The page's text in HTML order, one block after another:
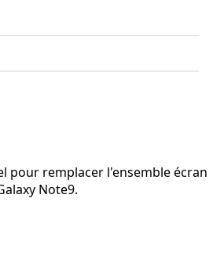
pour remplacer l'ensemble écran
Note9.